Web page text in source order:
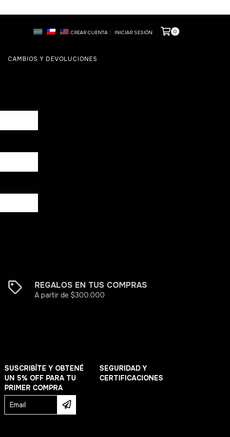
CREAR CUENTA INICIAR SESIÓN 0
CAMBIOS Y DEVOLUCIONES
REGALOS EN TUS COMPRAS
A partir de $300.000
SUSCRIBÍTE Y OBTENÉ
UN 5% OFF PARA TU
PRIMER COMPRA
SEGURIDAD Y
CERTIFICACIONES